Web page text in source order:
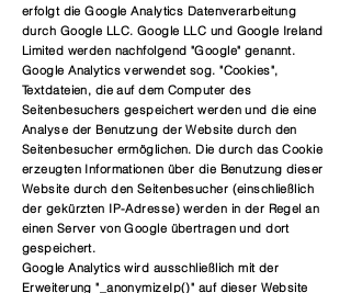
erfolgt die Google Analytics Datenverarbeitung
durch Google LLC. Google LLC und Google Ireland
Limited werden nachfolgend "Google" genannt.
Google Analytics verwendet sog. "Cookies",
Textdateien, die auf dem Computer des
Seitenbesuchers gespeichert werden und die eine
Analyse der Benutzung der Website durch den
Seitenbesucher ermöglichen. Die durch das Cookie
erzeugten Informationen über die Benutzung dieser
Website durch den Seitenbesucher (einschließlich
der gekürzten IP-Adresse) werden in der Regel an
einen Server von Google übertragen und dort
gespeichert.
Google Analytics wird ausschließlich mit der
Erweiterung "_anonymizeIp()" auf dieser Website